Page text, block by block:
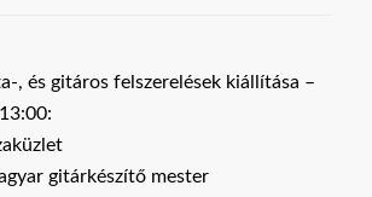
, és gitáros felszerelések kiállítása –
gitárkészítő mester